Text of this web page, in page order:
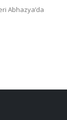
Abhazya’da